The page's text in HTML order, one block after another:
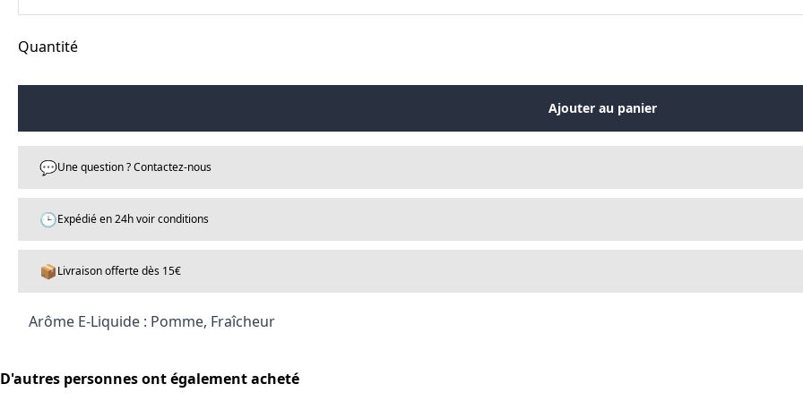
Quantité
Ajouter au panier
💬Une question ? Contactez-nous
🕒Expédié en 24h voir conditions
📦Livraison offerte dès 15€
Arôme E-Liquide : Pomme, Fraîcheur
D'autres personnes ont également acheté